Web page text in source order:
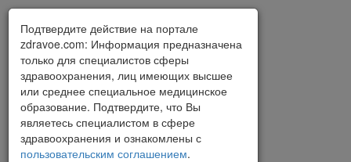
Подтвердите действие на портале
zdravoe.com: Информация предназначена
только для специалистов сферы
здравоохранения, лиц имеющих высшее
или среднее специальное медицинское
образование. Подтвердите, что Вы
являетесь специалистом в сфере
здравоохранения и ознакомлены с
пользовательским соглашением.